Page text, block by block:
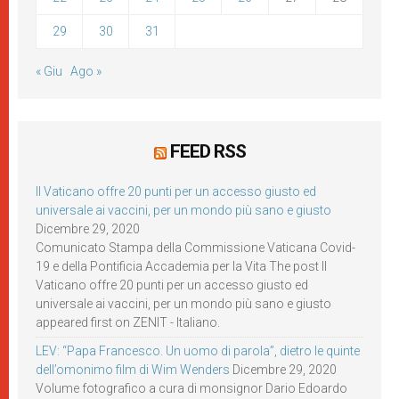
29 30 31
« Giu Ago »
FEED RSS
Il Vaticano offre 20 punti per un accesso giusto ed
universale ai vaccini, per un mondo più sano e giusto
Dicembre 29, 2020
Comunicato Stampa della Commissione Vaticana Covid-
19 e della Pontificia Accademia per la Vita The post Il
Vaticano offre 20 punti per un accesso giusto ed
universale ai vaccini, per un mondo più sano e giusto
appeared first on ZENIT - Italiano.
LEV: “Papa Francesco. Un uomo di parola”, dietro le quinte
dell’omonimo film di Wim Wenders Dicembre 29, 2020
Volume fotografico a cura di monsignor Dario Edoardo